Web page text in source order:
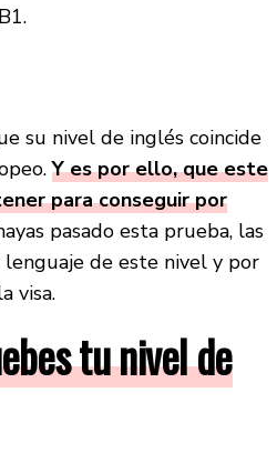
su nivel de inglés coincide
Y es por ello, que este
para conseguir por
pasado esta prueba, las
de este nivel y por
visa.
tu nivel de